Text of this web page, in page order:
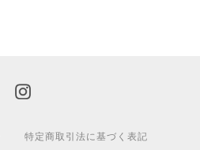
特定商取引法に基づく表記